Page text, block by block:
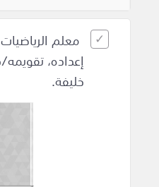
معلم
إعداده،
خليفة.